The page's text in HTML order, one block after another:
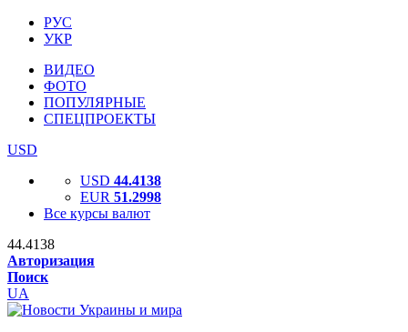
РУС
УКР
ВИДЕО
ФОТО
ПОПУЛЯРНЫЕ
СПЕЦПРОЕКТЫ
USD
USD 44.4138
EUR 51.2998
Все курсы валют
44.4138
Авторизация
Поиск
UA